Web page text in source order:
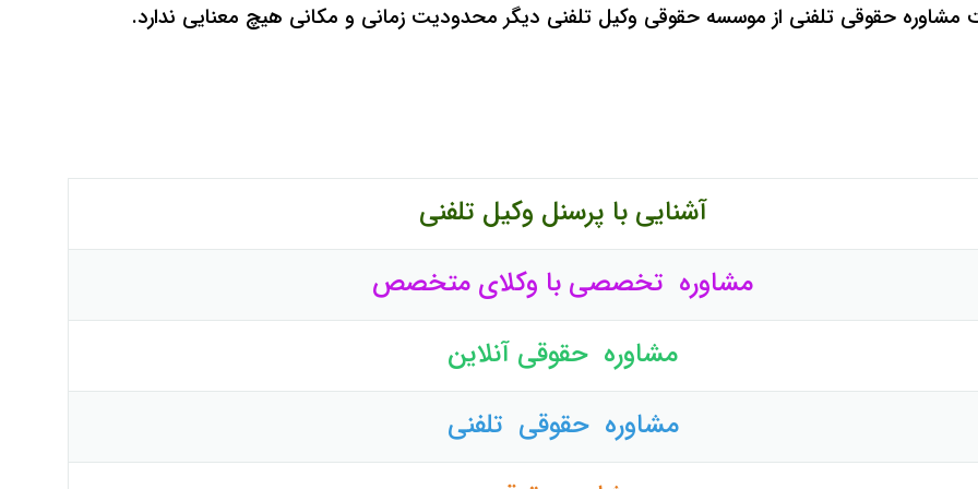
مشاوره حقوقی تلفنی از موسسه حقوقی وکیل تلفنی دیگر محدودیت زمانی و مکانی هیچ معنایی ندارد.
آشنایی با پرسنل وکیل تلفنی
مشاوره تخصصی با وکلای متخصص
مشاوره حقوقی آنلاین
مشاوره حقوقی تلفنی